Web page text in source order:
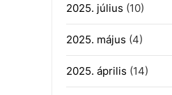
2025. július (10)
2025. május (4)
2025. április (14)